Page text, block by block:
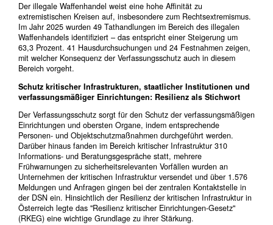
Der illegale Waffenhandel weist eine hohe Affinität zu
extremistischen Kreisen auf, insbesondere zum Rechtsextremismus.
Im Jahr 2025 wurden 49 Tathandlungen im Bereich des illegalen
Waffenhandels identifiziert – das entspricht einer Steigerung um
63,3 Prozent. 41 Hausdurchsuchungen und 24 Festnahmen zeigen,
mit welcher Konsequenz der Verfassungsschutz auch in diesem
Bereich vorgeht.
Schutz kritischer Infrastrukturen, staatlicher Institutionen und
verfassungsmäßiger Einrichtungen: Resilienz als Stichwort
Der Verfassungsschutz sorgt für den Schutz der verfassungsmäßigen
Einrichtungen und obersten Organe, indem entsprechende
Personen- und Objektschutzmaßnahmen durchgeführt werden.
Darüber hinaus fanden im Bereich kritischer Infrastruktur 310
Informations- und Beratungsgespräche statt, mehrere
Frühwarnungen zu sicherheitsrelevanten Vorfällen wurden an
Unternehmen der kritischen Infrastruktur versendet und über 1.576
Meldungen und Anfragen gingen bei der zentralen Kontaktstelle in
der DSN ein. Hinsichtlich der Resilienz der kritischen Infrastruktur in
Österreich legte das "Resilienz kritischer Einrichtungen-Gesetz"
(RKEG) eine wichtige Grundlage zu ihrer Stärkung.